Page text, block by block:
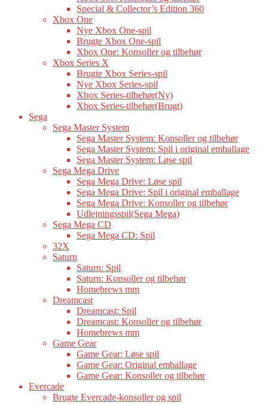
Special & Collector’s Edition 360
Xbox One
Nye Xbox One-spil
Brugte Xbox One-spil
Xbox One: Konsoller og tilbehør
Xbox Series X
Brugte Xbox Series-spil
Nye Xbox Series-spil
Xbox Series-tilbehør(Ny)
Xbox Series-tilbehør(Brugt)
Sega
Sega Master System
Sega Master System: Konsoller og tilbehør
Sega Master System: Spil i original emballage
Sega Master System: Løse spil
Sega Mega Drive
Sega Mega Drive: Løse spil
Sega Mega Drive: Spil i original emballage
Sega Mega Drive: Konsoller og tilbehør
Udlejningsspil(Sega Mega)
Sega Mega CD
Sega Mega CD: Spil
32X
Saturn
Saturn: Spil
Saturn: Konsoller og tilbehør
Homebrews mm
Dreamcast
Dreamcast: Spil
Dreamcast: Konsoller og tilbehør
Homebrews mm
Game Gear
Game Gear: Løse spil
Game Gear: Original emballage
Game Gear: Konsoller og tilbehør
Evercade
Brugte Evercade-konsoller og spil